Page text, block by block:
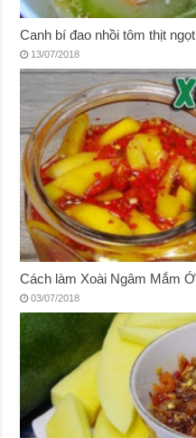
Canh bí đao nhồi tôm thịt
13/07/2018
Cách làm Xoài Ngâm Mắm
03/07/2018